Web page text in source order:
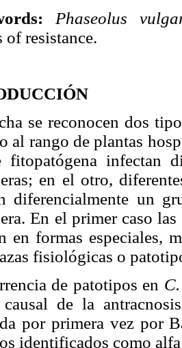
Phaseolus
of resistance.
se reconocen dos
al rango de plantas
fitopatógena infectan
en el otro,
diferencialmente un
En el primer caso
en formas especiales,
fisiológicas o
de patotipos en
causal de la
por primera vez por
identificados como